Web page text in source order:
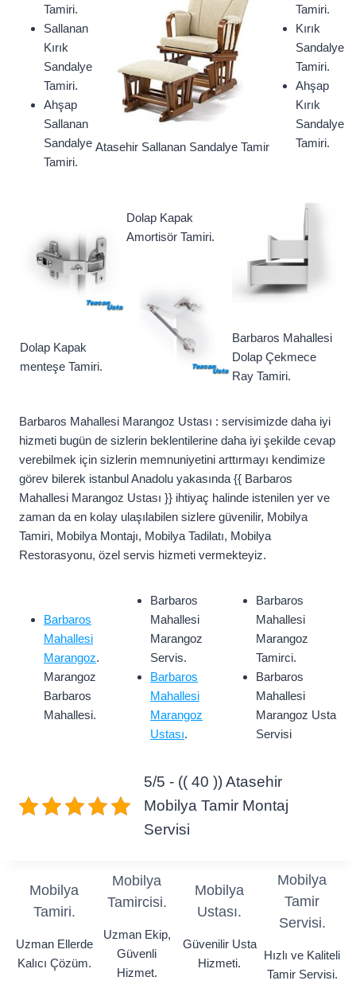
Tamiri.
Sallanan
Kırık
Sandalye
Tamiri.
Ahşap
Sallanan
Sandalye
Tamiri.
Atasehir Sallanan Sandalye Tamir
Tamiri.
Kırık
Sandalye
Tamiri.
Ahşap
Kırık
Sandalye
Tamiri.
Dolap Kapak
menteşe Tamiri.
Dolap Kapak
Amortisör Tamiri.
Barbaros Mahallesi
Dolap Çekmece
Ray Tamiri.
Barbaros Mahallesi Marangoz Ustası : servisimizde daha iyi
hizmeti bugün de sizlerin beklentilerine daha iyi şekilde cevap
verebilmek için sizlerin memnuniyetini arttırmayı kendimize
görev bilerek istanbul Anadolu yakasında {{ Barbaros
Mahallesi Marangoz Ustası }} ihtiyaç halinde istenilen yer ve
zaman da en kolay ulaşılabilen sizlere güvenilir, Mobilya
Tamiri, Mobilya Montajı, Mobilya Tadilatı, Mobilya
Restorasyonu, özel servis hizmeti vermekteyiz.
Barbaros
Mahallesi
Marangoz.
Marangoz
Barbaros
Mahallesi.
Barbaros
Mahallesi
Marangoz
Servis.
Barbaros
Mahallesi
Marangoz
Ustası.
Barbaros
Mahallesi
Marangoz
Tamirci.
Barbaros
Mahallesi
Marangoz Usta
Servisi
5/5 - (( 40 )) Atasehir
Mobilya Tamir Montaj
Servisi
Mobilya
Tamiri.
Uzman Ellerde
Kalıcı Çözüm.
Mobilya
Tamircisi.
Uzman Ekip,
Güvenli
Hizmet.
Mobilya
Ustası.
Güvenilir Usta
Hizmeti.
Mobilya
Tamir
Servisi.
Hızlı ve Kaliteli
Tamir Servisi.